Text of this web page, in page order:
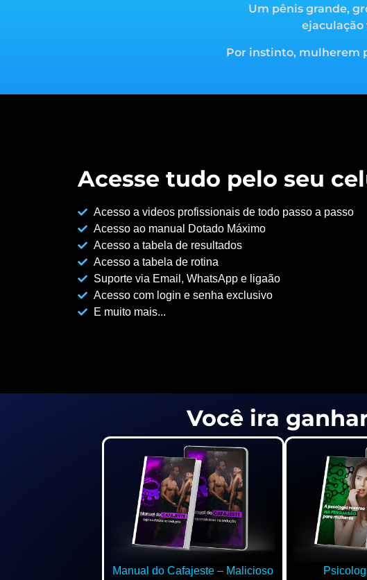
Um pênis grande,
ejaculação
Por instinto, mulherem
Acesse tudo pelo seu
Acesso a videos profissionais de todo passo a passo
Acesso ao manual Dotado Máximo
Acesso a tabela de resultados
Acesso a tabela de rotina
Suporte via Email, WhatsApp e ligaão
Acesso com login e senha exclusivo
E muito mais...
Você ira
Manual do Cafajeste – Malicioso